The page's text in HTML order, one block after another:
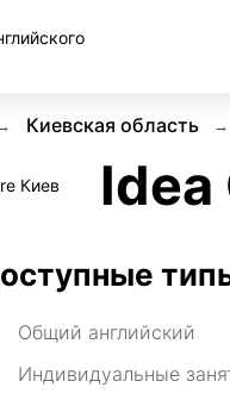
Киевская область
Idea
Общий английский
Индивидуальные